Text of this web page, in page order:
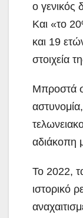
ο γενικός
Και «το
και 19
στοιχεία
Μπροστά
αδιάκοπη
Το 2022,
ιστορικό